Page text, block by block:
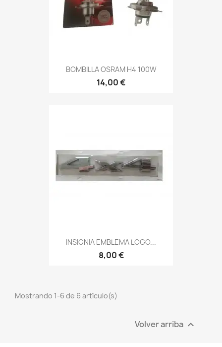
BOMBILLA OSRAM H4 100W
14,00 €
INSIGNIA EMBLEMA LOGO...
8,00 €
Mostrando 1-6 de 6 artículo(s)
Volver arriba 